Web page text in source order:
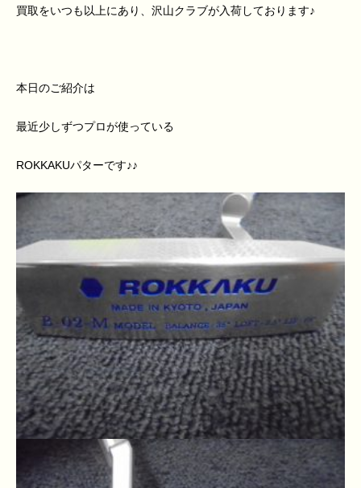
買取をいつも以上にあり、沢山クラブが入荷しております♪
本日のご紹介は
最近少しずつプロが使っている
ROKKAKUパターです♪♪